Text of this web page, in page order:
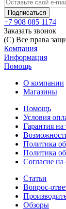
+7 908 085 1174
Заказать звонок
(C) Все права
Компания
Информация
Помощь
О компании
Магазины
Помощь
Условия
Гарантия на
Политика
Политика
Согласие
Статьи
Вопрос-
Обзоры